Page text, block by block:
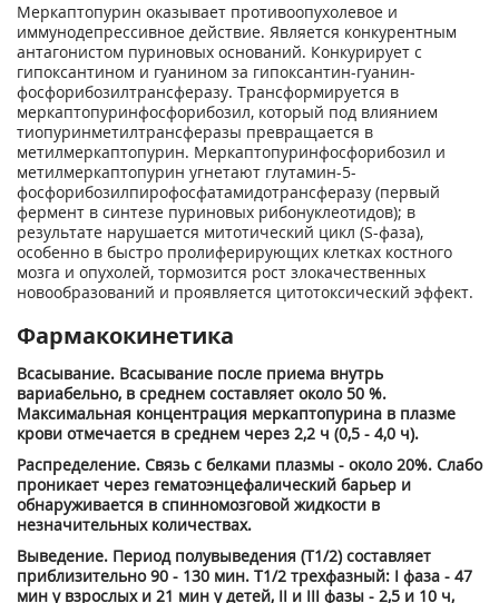
Меркаптопурин оказывает противоопухолевое и
иммунодепрессивное действие. Является конкурентным
антагонистом пуриновых оснований. Конкурирует с
гипоксантином и гуанином за гипоксантин-гуанин-
фосфорибозилтрансферазу. Трансформируется в
меркаптопуринфосфорибозил, который под влиянием
тиопуринметилтрансферазы превращается в
метилмеркаптопурин. Меркаптопуринфосфорибозил и
метилмеркаптопурин угнетают глутамин-5-
фосфорибозилпирофосфатамидотрансферазу (первый
фермент в синтезе пуриновых рибонуклеотидов); в
результате нарушается митотический цикл (S-фаза),
особенно в быстро пролиферирующих клетках костного
мозга и опухолей, тормозится рост злокачественных
новообразований и проявляется цитотоксический эффект.
Фармакокинетика
Всасывание. Всасывание после приема внутрь
вариабельно, в среднем составляет около 50 %.
Максимальная концентрация меркаптопурина в плазме
крови отмечается в среднем через 2,2 ч (0,5 - 4,0 ч).
Распределение. Связь с белками плазмы - около 20%. Слабо
проникает через гематоэнцефалический барьер и
обнаруживается в спинномозговой жидкости в
незначительных количествах.
Выведение. Период полувыведения (Т1/2) составляет
приблизительно 90 - 130 мин. Т1/2 трехфазный: I фаза - 47
мин у взрослых и 21 мин у детей, II и III фазы - 2,5 и 10 ч,